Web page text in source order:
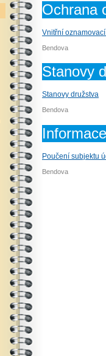
Ochrana
Vnitřní
Bendova
Stanovy
Stanovy družstva
Bendova
Poučení subjektu
Bendova